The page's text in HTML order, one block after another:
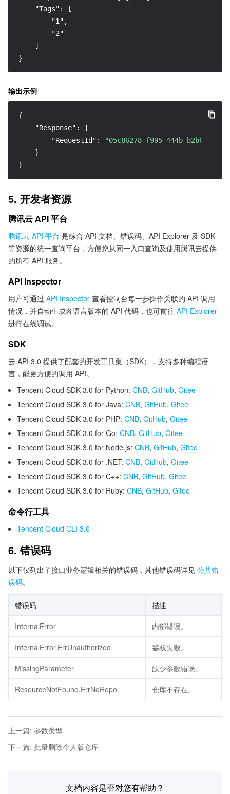
    "Tags": [
        "1",
        "2"
    ]
}
输出示例
{
"Response" :
{
"RequestId" :
"05c86278-f995-444b-b2b6-
}
}
5. 开发者资源
腾讯云 API 平台
腾讯云 API 平台 是综合 API 文档、错误码、API Explorer 及 SDK
等资源的统一查询平台，方便您从同一入口查询及使用腾讯云提供
的所有 API 服务。
API Inspector
用户可通过 API Inspector 查看控制台每一步操作关联的 API 调用
情况，并自动生成各语言版本的 API 代码，也可前往 API Explorer
进行在线调试。
SDK
云 API 3.0 提供了配套的开发工具集（SDK），支持多种编程语
言，能更方便的调用 API。
Tencent Cloud SDK 3.0 for Python: CNB, GitHub, Gitee
Tencent Cloud SDK 3.0 for Java: CNB, GitHub, Gitee
Tencent Cloud SDK 3.0 for PHP: CNB, GitHub, Gitee
Tencent Cloud SDK 3.0 for Go: CNB, GitHub, Gitee
Tencent Cloud SDK 3.0 for Node.js: CNB, GitHub, Gitee
Tencent Cloud SDK 3.0 for .NET: CNB, GitHub, Gitee
Tencent Cloud SDK 3.0 for C++: CNB, GitHub, Gitee
Tencent Cloud SDK 3.0 for Ruby: CNB, GitHub, Gitee
命令行工具
Tencent Cloud CLI 3.0
6. 错误码
以下仅列出了接口业务逻辑相关的错误码，其他错误码详见 公共错
误码。
错误码 描述
InternalError 内部错误。
InternalError.ErrUnauthorized 鉴权失败。
MissingParameter 缺少参数错误。
ResourceNotFound.ErrNoRepo 仓库不存在。
上一篇: 参数类型
下一篇: 批量删除个人版仓库
文档内容是否对您有帮助？